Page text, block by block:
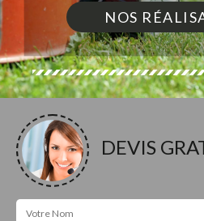
NOS
DEVIS